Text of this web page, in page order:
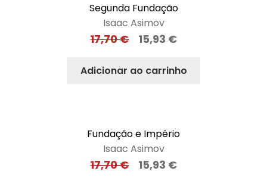
Segunda Fundação
Isaac Asimov
17,70€ 15,93 €
Adicionar ao carrinho
Fundação e Império
Isaac Asimov
17,70€ 15,93 €